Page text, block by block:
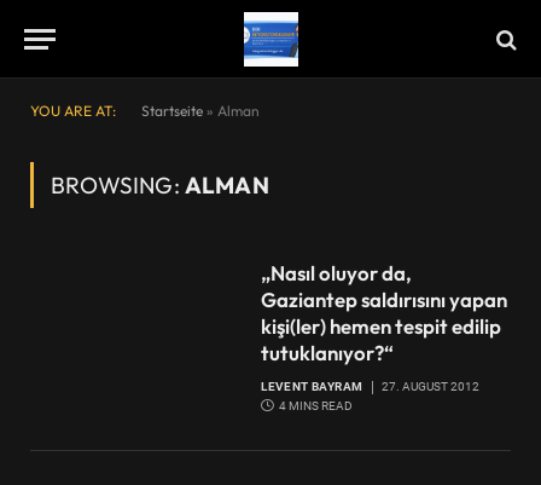
YOU ARE AT: Startseite » Alman
BROWSING: ALMAN
„Nasıl oluyor da,
Gaziantep saldırısını yapan
kişi(ler) hemen tespit edilip
tutuklanıyor?“
LEVENT BAYRAM
27. AUGUST 2012
4 MINS READ